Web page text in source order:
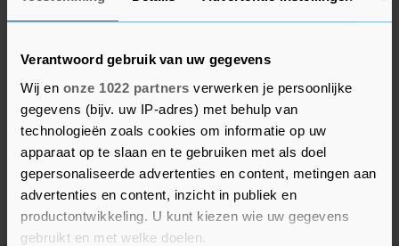
Verantwoord gebruik van uw gegevens
Wij en onze 1022 partners verwerken je persoonlijke
gegevens (bijv. uw IP-adres) met behulp van
technologieën zoals cookies om informatie op uw
apparaat op te slaan en te gebruiken met als doel
gepersonaliseerde advertenties en content, metingen aan
advertenties en content, inzicht in publiek en
productontwikkeling. U kunt kiezen wie uw gegevens
gebruikt en met welke doelen.